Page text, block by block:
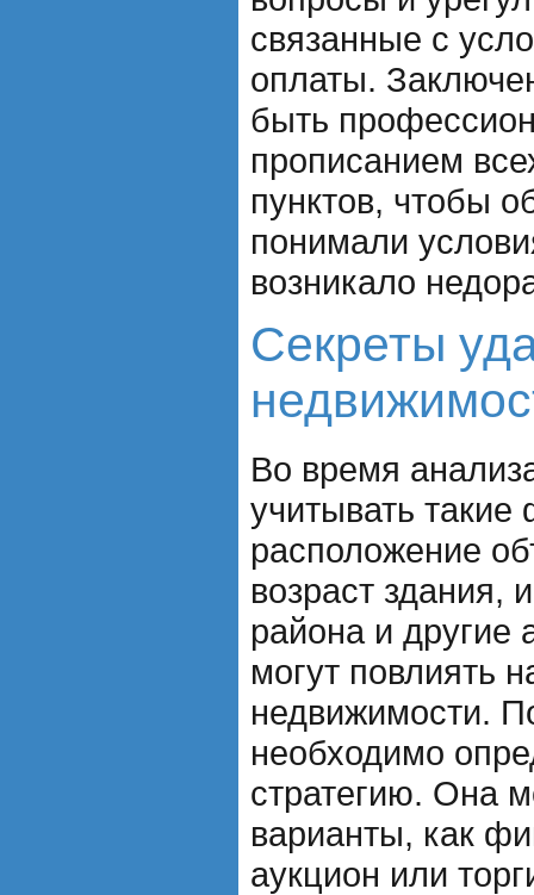
связанные с
оплаты.
быть
прописанием
пунктов, чтобы
понимали
возникало
Секреты
Во время
учитывать такие
расположение
возраст здания,
района и другие
могут повлиять
недвижимости.
необходимо
стратегию. Она
варианты, как
аукцион или